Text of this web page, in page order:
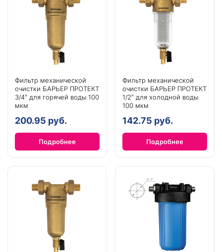
Фильтр механической
очистки БАРЬЕР ПРОТЕКТ
3/4″ для горячей воды 100
мкм
200.95 руб.
Подробнее
Фильтр механической
очистки БАРЬЕР ПРОТЕКТ
1/2″ для холодной воды
100 мкм
142.75 руб.
Подробнее